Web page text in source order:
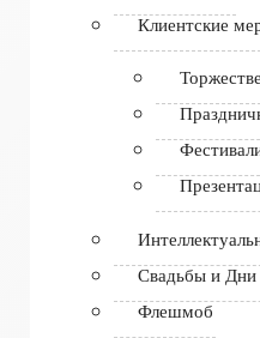
Клиентские
Свадьбы и Дни
Флешмоб